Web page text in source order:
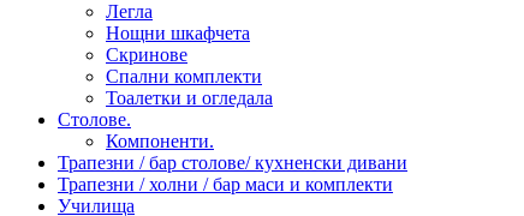
Легла
Нощни шкафчета
Скринове
Спални комплекти
Тоалетки и огледала
Столове.
Компоненти.
Трапезни / бар столове/ кухненски дивани
Трапезни / холни / бар маси и комплекти
Училища